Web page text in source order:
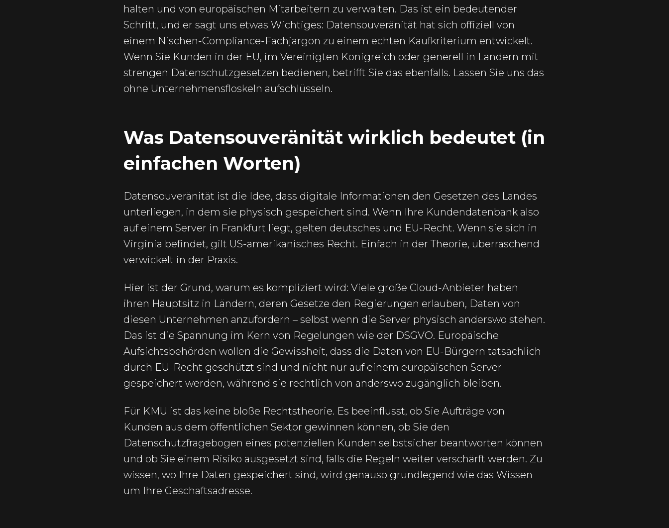
halten und von europäischen Mitarbeitern zu verwalten. Das ist ein bedeutender
Schritt, und er sagt uns etwas Wichtiges: Datensouveränität hat sich offiziell von
einem Nischen-Compliance-Fachjargon zu einem echten Kaufkriterium entwickelt.
Wenn Sie Kunden in der EU, im Vereinigten Königreich oder generell in Ländern mit
strengen Datenschutzgesetzen bedienen, betrifft Sie das ebenfalls. Lassen Sie uns das
ohne Unternehmensfloskeln aufschlüsseln.
Was Datensouveränität wirklich bedeutet (in
einfachen Worten)
Datensouveränität ist die Idee, dass digitale Informationen den Gesetzen des Landes
unterliegen, in dem sie physisch gespeichert sind. Wenn Ihre Kundendatenbank also
auf einem Server in Frankfurt liegt, gelten deutsches und EU-Recht. Wenn sie sich in
Virginia befindet, gilt US-amerikanisches Recht. Einfach in der Theorie, überraschend
verwickelt in der Praxis.
Hier ist der Grund, warum es kompliziert wird: Viele große Cloud-Anbieter haben
ihren Hauptsitz in Ländern, deren Gesetze den Regierungen erlauben, Daten von
diesen Unternehmen anzufordern – selbst wenn die Server physisch anderswo stehen.
Das ist die Spannung im Kern von Regelungen wie der DSGVO. Europäische
Aufsichtsbehörden wollen die Gewissheit, dass die Daten von EU-Bürgern tatsächlich
durch EU-Recht geschützt sind und nicht nur auf einem europäischen Server
gespeichert werden, während sie rechtlich von anderswo zugänglich bleiben.
Für KMU ist das keine bloße Rechtstheorie. Es beeinflusst, ob Sie Aufträge von
Kunden aus dem öffentlichen Sektor gewinnen können, ob Sie den
Datenschutzfragebogen eines potenziellen Kunden selbstsicher beantworten können
und ob Sie einem Risiko ausgesetzt sind, falls die Regeln weiter verschärft werden. Zu
wissen, wo Ihre Daten gespeichert sind, wird genauso grundlegend wie das Wissen
um Ihre Geschäftsadresse.